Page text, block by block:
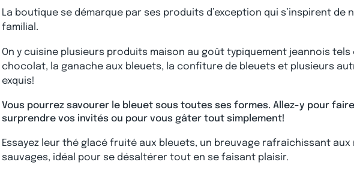
La boutique se démarque par ses produits d’exception qui s’inspirent
familial.
On y cuisine plusieurs produits maison au goût typiquement jeannois
chocolat, la ganache aux bleuets, la confiture de bleuets et plusieurs
exquis!
Vous pourrez savourer le bleuet sous toutes ses formes. Allez-y pour
surprendre vos invités ou pour vous gâter tout simplement!
Essayez leur thé glacé fruité aux bleuets, un breuvage rafraîchissant
sauvages, idéal pour se désaltérer tout en se faisant plaisir.